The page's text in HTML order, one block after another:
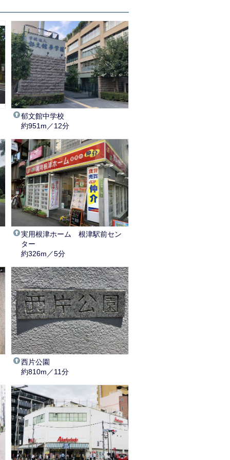
郁文館中学校
約951m／12分
実用根津ホーム 根津駅前セン
ター
約326m／5分
西片公園
約810m／11分